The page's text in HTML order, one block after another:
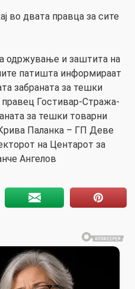
во двата правца за сите
одржување и заштита на
патишта информираат
забраната за тешки
правец Гостивар-Стража-
за тешки товарни
Паланка – ГП Деве
на Центарот за
Ангелов